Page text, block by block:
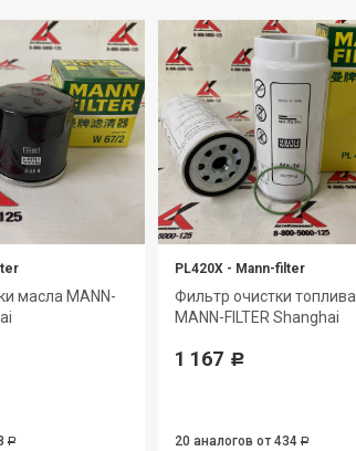
масла MANN-
Р
PL420X - Mann-filter
Фильтр очистки топлива
MANN-FILTER Shanghai
1 167 Р
20 аналогов от 434 Р